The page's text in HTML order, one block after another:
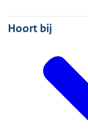
Hoort bij